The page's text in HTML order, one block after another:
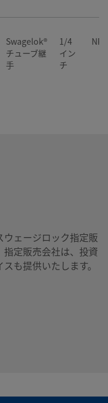
Swagelok®
チューブ継
手
1/4
イン
チ
手
チ
手
チ
ェージロック指定販
定販売会社は、投資
も提供いたします。